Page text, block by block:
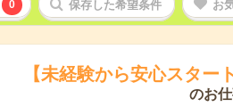
0 保存した希望条件 お
【未経験から安心スタ
のお